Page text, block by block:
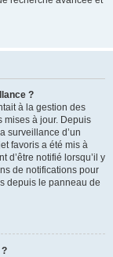
?
à la gestion des
mises à jour. Depuis
surveillance d’un
favoris a été mis à
d’être notifié lorsqu’il y
de notifications pour
depuis le panneau de